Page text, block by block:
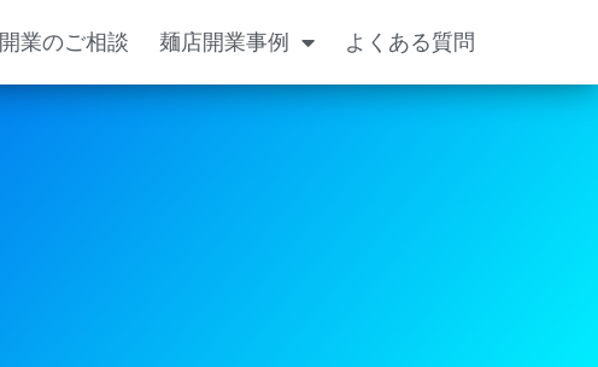
開業のご相談 麺店開業事例 よくある質問